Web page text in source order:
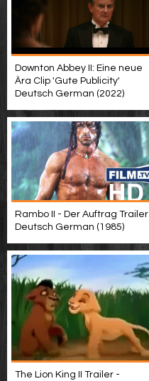
Downton Abbey II: Eine neue
Ära Clip 'Gute Publicity'
Deutsch German (2022)
Rambo II - Der Auftrag Trailer
Deutsch German (1985)
The Lion King II Trailer -